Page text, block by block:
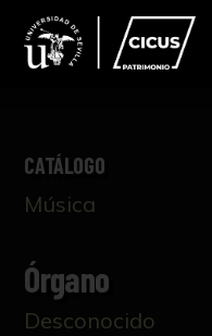
CATÁLOGO
Música
Órgano
Desconocido